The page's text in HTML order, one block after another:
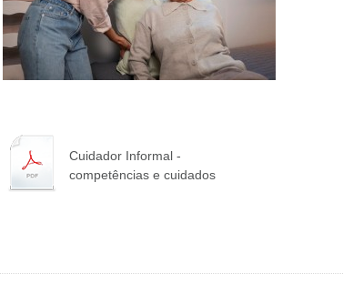
Cuidador Informal -
competências e cuidados